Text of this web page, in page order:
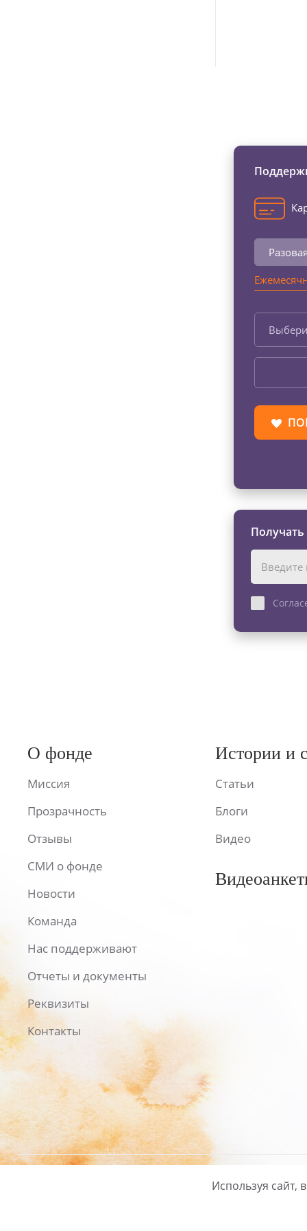
О фонде
Миссия
Прозрачность
Отзывы
СМИ о фонде
Новости
Команда
Нас поддерживают
Отчеты и документы
Реквизиты
Контакты
Истории и
Статьи
Блоги
Видео
Политика
Используя сайт,